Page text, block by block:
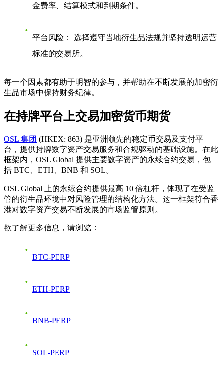
金费率、结算模式和到期条件。
平台风险：
选择遵守当地衍生品法规并坚持透明运营
标准的交易所。
每一个因素都有助于明智的参与，并帮助在不断发展的加密衍
生品市场中保持财务纪律。
在持牌平台上交易加密货币期货
OSL 集团 (HKEX: 863) 是亚洲领先的稳定币交易及支付平
台，提供持牌数字资产交易服务和合规驱动的基础设施。在此
框架内，OSL Global 提供主要数字资产的永续合约交易，包
括 BTC、ETH、BNB 和 SOL。
OSL Global 上的永续合约提供最高 10 倍杠杆，体现了在受监
管的衍生品环境中对风险管理的结构化方法。这一框架符合香
港对数字资产交易不断发展的市场监管原则。
欲了解更多信息，请浏览：
BTC-PERP
ETH-PERP
BNB-PERP
SOL-PERP